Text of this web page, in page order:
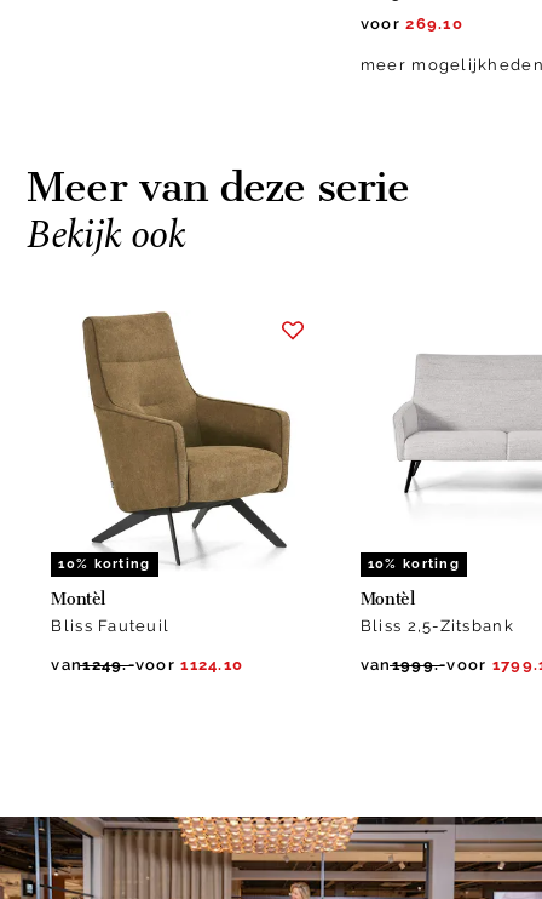
voor 269.10
meer
Meer van deze serie
Bekijk ook
10% korting
Montèl
Bliss Fauteuil
van1249.-voor 1124.10
10% korting
Montèl
Bliss 2,5-Zitsbank
van1999.-voor